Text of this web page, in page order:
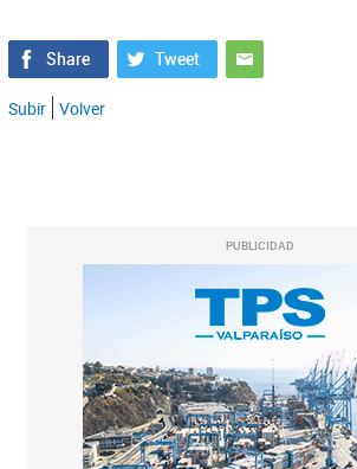
Subir Volver
PUBLICIDAD